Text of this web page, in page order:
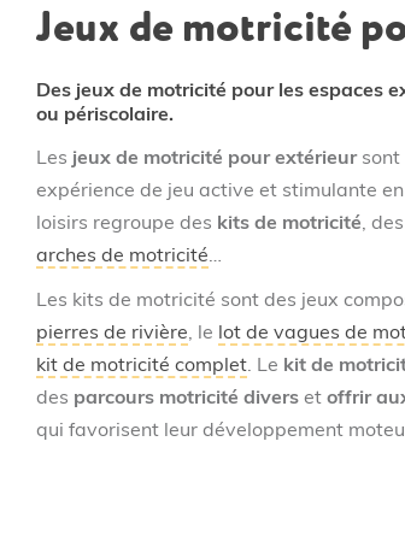
pour
savoir
votre
projet
bénéficie
d’une
remise
et
le
de
livraison.
Jeux de motricité
Des jeux de motricité pour les espaces
ou périscolaire.
Les jeux de motricité pour extérieursont
expérience de jeu active et stimulante
loisirs regroupe des kits de motricité, des
arches de motricité…
Les kits de motricité sont des jeux
pierres de rivière, le lot de vagues de
kit de motricité complet. Le kit de
des parcours motricité divers et offrir
qui favorisent leur développement